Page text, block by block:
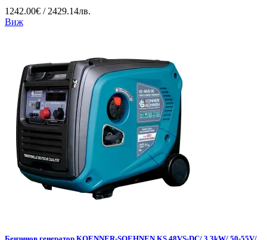
1242.00€ / 2429.14лв.
Виж